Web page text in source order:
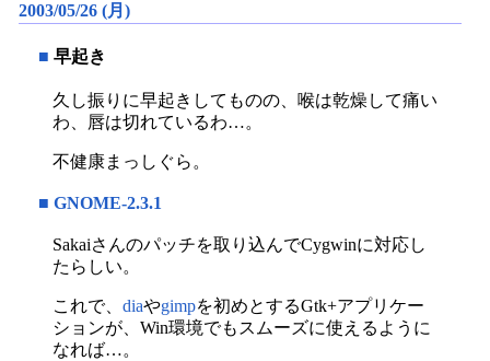
2003/05/26 (月)
■ 早起き
久し振りに早起きしてものの、喉は乾燥して痛い
わ、唇は切れているわ…。
不健康まっしぐら。
■ GNOME-2.3.1
Sakaiさんのパッチを取り込んでCygwinに対応し
たらしい。
これで、 diaやgimpを初めとするGtk+アプリケー
ションが、Win環境でもスムーズに使えるように
なれば…。